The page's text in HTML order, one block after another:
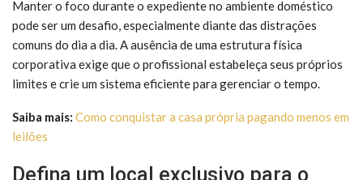
Manter o foco durante o expediente no ambiente doméstico
pode ser um desafio, especialmente diante das distrações
comuns do dia a dia. A ausência de uma estrutura física
corporativa exige que o profissional estabeleça seus próprios
limites e crie um sistema eficiente para gerenciar o tempo.
Saiba mais: Como conquistar a casa própria pagando menos em
leilões
Defina um local exclusivo para o